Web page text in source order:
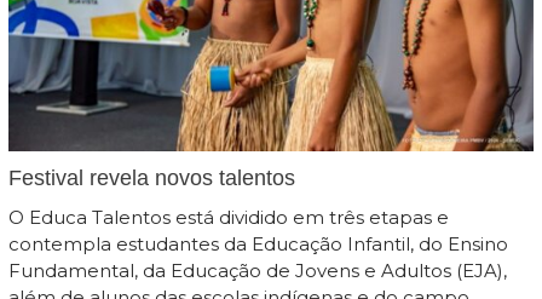
Festival revela novos talentos
O Educa Talentos está dividido em três etapas e
contempla estudantes da Educação Infantil, do Ensino
Fundamental, da Educação de Jovens e Adultos (EJA),